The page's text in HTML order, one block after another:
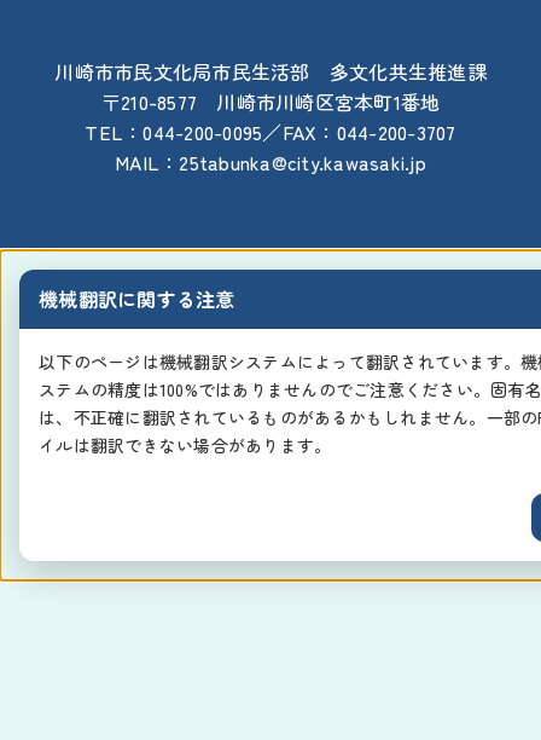
川崎市市民文化局市民生活部 多文化共生推進課
〒210-8577 川崎市川崎区宮本町1番地
TEL：044-200-0095／FAX：044-200-3707
MAIL：25tabunka@city.kawasaki.jp
機械翻訳に関する注意
以下のページは機械翻訳システムによって翻訳されています。
ステムの精度は100%ではありませんのでご注意ください。固有
は、不正確に翻訳されているものがあるかもしれません。一部
イルは翻訳できない場合があります。